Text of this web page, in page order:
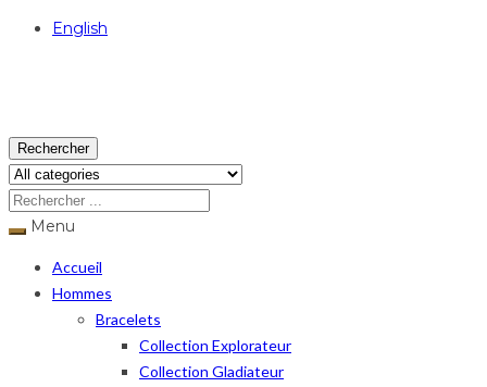
English
Rechercher
Menu
Accueil
Hommes
Bracelets
Collection Explorateur
Collection Gladiateur